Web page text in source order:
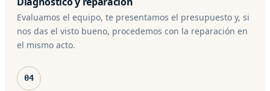
Evaluamos el equipo, te presentamos el presupuesto y, si
nos das el visto bueno, procedemos con la reparación en
el mismo acto.
04